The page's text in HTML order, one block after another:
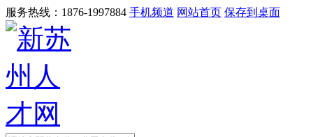
服务热线：1876-1997884 手机频道 网站首页 保存到桌面